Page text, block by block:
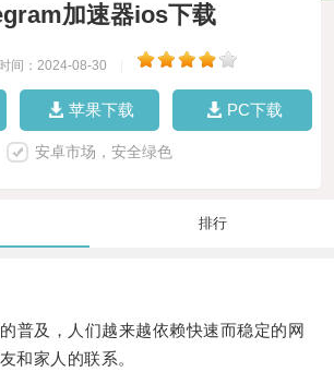
加速器ios下载
时间：2024-08-30
苹果下载 PC下载
安卓市场，安全绿色
排行
及，人们越来越依赖快速而稳定的网
和家人的联系。